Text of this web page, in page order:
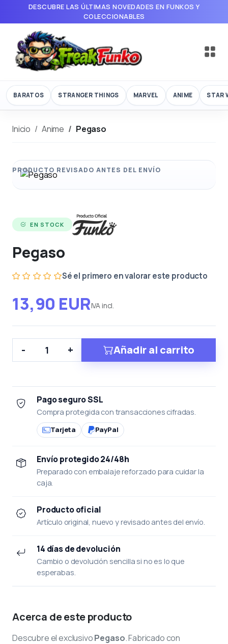
DESCUBRE LAS ÚLTIMAS NOVEDADES EN FUNKOS Y
COLECCIONABLES
BARATOS STRANGER THINGS MARVEL ANIME STAR
Inicio Anime Pegaso
EN STOCK
Pegaso
Sé el primero en valorar este producto
13,90 EURIVA incl.
- + Añadir al carrito
Pago seguro SSL
Compra protegida con transacciones cifradas.
Tarjeta PayPal
Envío protegido 24/48h
Preparado con embalaje reforzado para cuidar la
caja.
Producto oficial
Artículo original, nuevo y revisado antes del envío.
14 días de devolución
Cambio o devolución sencilla si no es lo que
esperabas.
Acerca de este producto
Descubre el exclusivoPegaso. Fabricado con